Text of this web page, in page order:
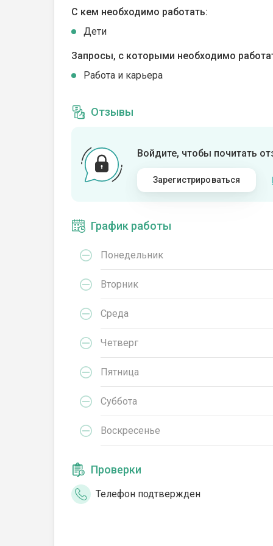
С кем необходимо работать:
Дети
Запросы, с которыми необходимо
Работа и карьера
Отзывы
Войдите, чтобы почитать
Зарегистрироваться
График работы
Понедельник
Вторник
Среда
Четверг
Пятница
Суббота
Воскресенье
Проверки
Телефон подтвержден